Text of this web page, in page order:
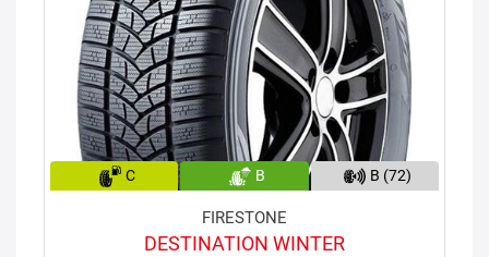
C B B (72)
FIRESTONE
DESTINATION WINTER